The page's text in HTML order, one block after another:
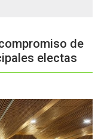
de
electas